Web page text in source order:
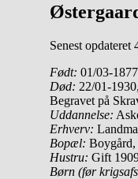
Senest opdateret
Født: 01/03-
Død: 22/01-
Begravet på
Uddannelse:
Erhverv:
Bopæl: Boygård,
Hustru: Gift
Børn (før